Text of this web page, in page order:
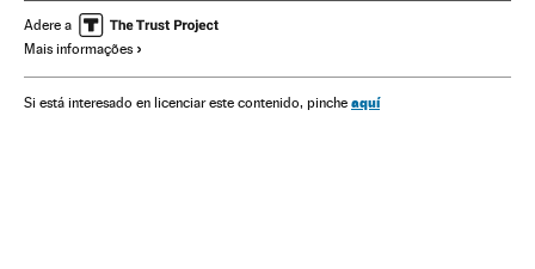
Proteção ambiental Organizações internacionais
Relações exteriores
Conferência Mudança Climática Cúpula do clima
Adere a
Mais informações
Si está interesado en licenciar este contenido, pinche aquí